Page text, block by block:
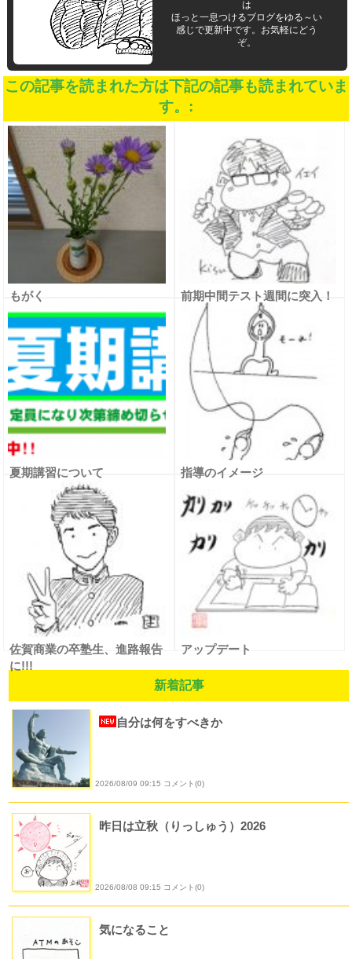
は
ほっと一息つけるブログをゆる～い
感じで更新中です。お気軽にどう
ぞ。
この記事を読まれた方は下記の記事も読まれていま
す。:
もがく 前期中間テスト週間に突入！
夏期講習について 指導のイメージ
佐賀商業の卒塾生、進路報告
に!!!
アップデート
新着記事
自分は何をすべきか
2026/08/09 09:15 コメント(0)
昨日は立秋（りっしゅう）2026
2026/08/08 09:15 コメント(0)
気になること